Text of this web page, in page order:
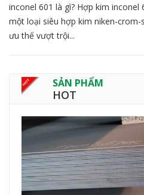
inconel 601 là gì? Hợp kim inconel
một loại siêu hợp kim niken-
ưu thế vượt trội...
SẢN PHẨM
HOT